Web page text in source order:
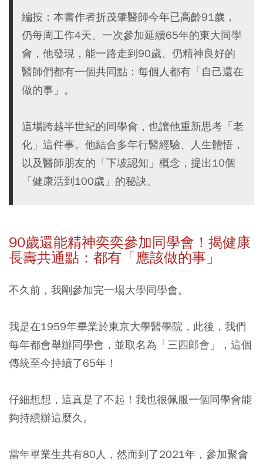
編按：本書作者折茂肇醫師今年已高齡91歲，
仍每周工作4天。一次參加延續65年的東大同學
會，他發現，能一路走到90歲、仍精神良好的
醫師們都有一個共同點：每個人都有「自己還在
做的事」。
這場跨越半世紀的同學會，也讓他重新思考「老
化」這件事。他結合多年行醫經驗、人生體悟，
以及醫師朋友的「下坡認知」概念，提出10個
「健康活到100歲」的秘訣。
90歲還能精神奕奕參加同學會！揭健康
長壽共通點：都有「應該做的事」
不久前，我剛參加完一場大學同學會。
我是在1959年畢業於東京大學醫學院，此後，我們
每年都會舉辦同學會，並取名為「三四郎會」，這個
傳統至今持續了65年！
仔細想想，這真是了不起！我也很佩服一個同學會能
夠持續辦這麼久。
當年畢業生共有80人，然而到了2021年，參加聚會